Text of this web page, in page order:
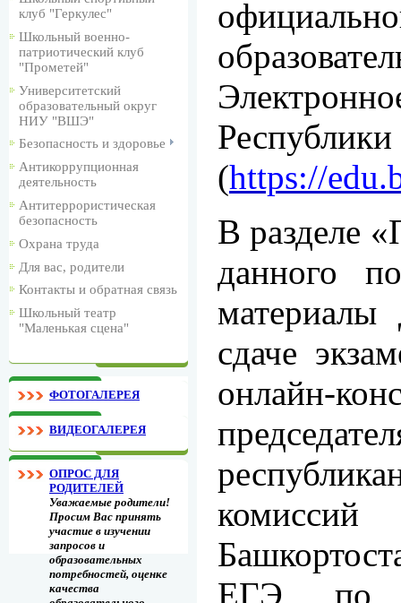
клуб "Геркулес"
Школьный военно-
патриотический клуб
"Прометей"
Университетский
образовательный округ
НИУ "ВШЭ"
Безопасность и здоровье
Антикоррупционная
деятельность
Антитеррористическая
безопасность
Охрана труда
Для вас, родители
Контакты и обратная связь
Школьный театр
"Маленькая сцена"
ФОТОГАЛЕРЕЯ
ВИДЕОГАЛЕРЕЯ
ОПРОС ДЛЯ
РОДИТЕЛЕЙ
Уважаемые родители!
Просим Вас принять
участие в изучении
запросов и
образовательных
потребностей, оценке
качества
(https://
В разделе
данного
материалы
сдаче
онлайн-
ЕГЭ по